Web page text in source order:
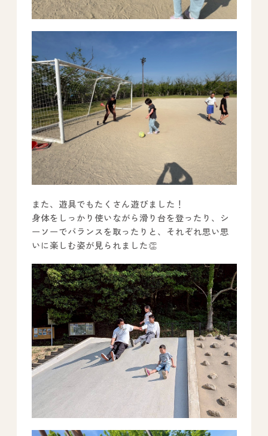
また、遊具でもたくさん遊びました！
身体をしっかり使いながら滑り台を登ったり、シ
ーソーでバランスを取ったりと、それぞれ思い思
いに楽しむ姿が見られました👏